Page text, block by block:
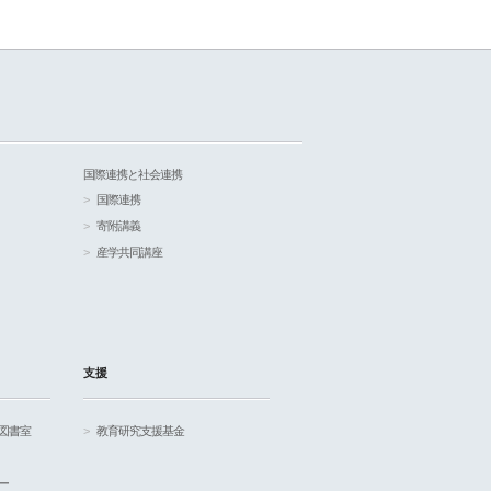
国際連携と社会連携
国際連携
寄附講義
産学共同講座
書室
支援
教育研究支援基金